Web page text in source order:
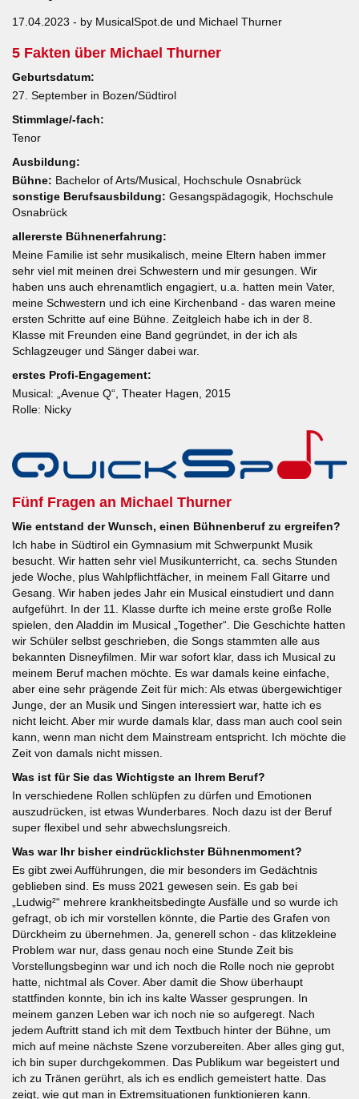
17.04.2023 - by MusicalSpot.de und Michael Thurner
5 Fakten über Michael Thurner
Geburtsdatum:
27. September in Bozen/Südtirol
Stimmlage/-fach:
Tenor
Ausbildung:
Bühne: Bachelor of Arts/Musical, Hochschule Osnabrück
sonstige Berufsausbildung: Gesangspädagogik, Hochschule
Osnabrück
allererste Bühnenerfahrung:
Meine Familie ist sehr musikalisch, meine Eltern haben immer
sehr viel mit meinen drei Schwestern und mir gesungen. Wir
haben uns auch ehrenamtlich engagiert, u.a. hatten mein Vater,
meine Schwestern und ich eine Kirchenband - das waren meine
ersten Schritte auf eine Bühne. Zeitgleich habe ich in der 8.
Klasse mit Freunden eine Band gegründet, in der ich als
Schlagzeuger und Sänger dabei war.
erstes Profi-Engagement:
Musical: „Avenue Q“, Theater Hagen, 2015
Rolle: Nicky
Fünf Fragen an Michael Thurner
Wie entstand der Wunsch, einen Bühnenberuf zu ergreifen?
Ich habe in Südtirol ein Gymnasium mit Schwerpunkt Musik
besucht. Wir hatten sehr viel Musikunterricht, ca. sechs Stunden
jede Woche, plus Wahlpflichtfächer, in meinem Fall Gitarre und
Gesang. Wir haben jedes Jahr ein Musical einstudiert und dann
aufgeführt. In der 11. Klasse durfte ich meine erste große Rolle
spielen, den Aladdin im Musical „Together“. Die Geschichte hatten
wir Schüler selbst geschrieben, die Songs stammten alle aus
bekannten Disneyfilmen. Mir war sofort klar, dass ich Musical zu
meinem Beruf machen möchte. Es war damals keine einfache,
aber eine sehr prägende Zeit für mich: Als etwas übergewichtiger
Junge, der an Musik und Singen interessiert war, hatte ich es
nicht leicht. Aber mir wurde damals klar, dass man auch cool sein
kann, wenn man nicht dem Mainstream entspricht. Ich möchte die
Zeit von damals nicht missen.
Was ist für Sie das Wichtigste an Ihrem Beruf?
In verschiedene Rollen schlüpfen zu dürfen und Emotionen
auszudrücken, ist etwas Wunderbares. Noch dazu ist der Beruf
super flexibel und sehr abwechslungsreich.
Was war Ihr bisher eindrücklichster Bühnenmoment?
Es gibt zwei Aufführungen, die mir besonders im Gedächtnis
geblieben sind. Es muss 2021 gewesen sein. Es gab bei
„Ludwig²“ mehrere krankheitsbedingte Ausfälle und so wurde ich
gefragt, ob ich mir vorstellen könnte, die Partie des Grafen von
Dürckheim zu übernehmen. Ja, generell schon - das klitzekleine
Problem war nur, dass genau noch eine Stunde Zeit bis
Vorstellungsbeginn war und ich noch die Rolle noch nie geprobt
hatte, nichtmal als Cover. Aber damit die Show überhaupt
stattfinden konnte, bin ich ins kalte Wasser gesprungen. In
meinem ganzen Leben war ich noch nie so aufgeregt. Nach
jedem Auftritt stand ich mit dem Textbuch hinter der Bühne, um
mich auf meine nächste Szene vorzubereiten. Aber alles ging gut,
ich bin super durchgekommen. Das Publikum war begeistert und
ich zu Tränen gerührt, als ich es endlich gemeistert hatte. Das
zeigt, wie gut man in Extremsituationen funktionieren kann.